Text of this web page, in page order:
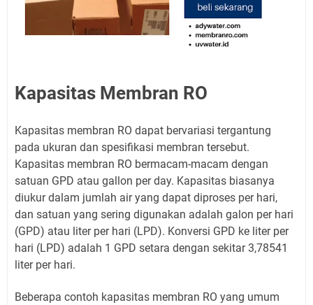
Kapasitas Membran RO
Kapasitas membran RO dapat bervariasi tergantung
pada ukuran dan spesifikasi membran tersebut.
Kapasitas membran RO bermacam-macam dengan
satuan GPD atau gallon per day. Kapasitas biasanya
diukur dalam jumlah air yang dapat diproses per hari,
dan satuan yang sering digunakan adalah galon per hari
(GPD) atau liter per hari (LPD). Konversi GPD ke liter per
hari (LPD) adalah 1 GPD setara dengan sekitar 3,78541
liter per hari.
Beberapa contoh kapasitas membran RO yang umum